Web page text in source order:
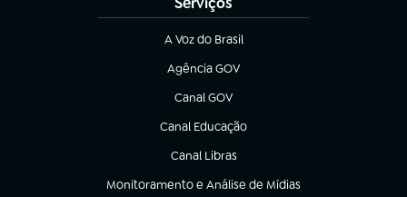
A Voz do Brasil
(abre em nova aba)
Agência GOV
(abre em nova aba)
Canal GOV
(abre em nova aba)
Canal Educação
(abre em nova aba)
Canal Libras
(abre em nova aba)
Monitoramento e Análise de Mídias
(abre em nova aba)